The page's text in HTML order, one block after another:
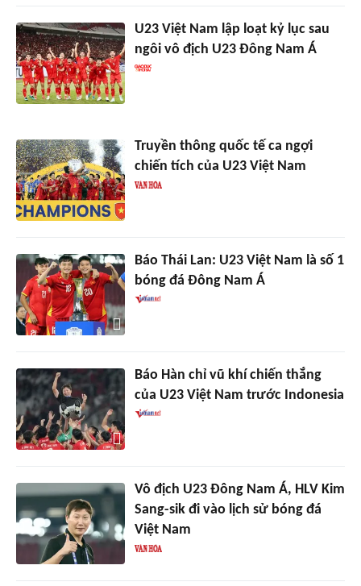
U23 Việt Nam lập loạt kỷ lục sau
ngôi vô địch U23 Đông Nam Á
Truyền thông quốc tế ca ngợi
chiến tích của U23 Việt Nam
Báo Thái Lan: U23 Việt Nam là số 1
bóng đá Đông Nam Á
Báo Hàn chỉ vũ khí chiến thắng
của U23 Việt Nam trước Indonesia
Vô địch U23 Đông Nam Á, HLV Kim
Sang-sik đi vào lịch sử bóng đá
Việt Nam